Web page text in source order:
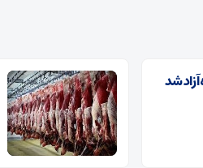
شد